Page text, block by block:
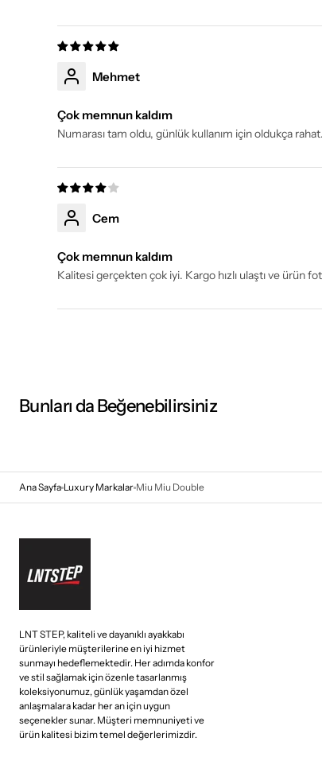
Mehmet
Çok memnun kaldım
Numarası tam oldu, günlük kullanım için oldukça
Cem
Çok memnun kaldım
Kalitesi gerçekten çok iyi. Kargo hızlı ulaştı ve
Bunları da Beğenebilirsiniz
Ana Sayfa Luxury Markalar Miu Miu Double
LNT STEP, kaliteli ve dayanıklı ayakkabı
ürünleriyle müşterilerine en iyi hizmet
sunmayı hedeflemektedir. Her adımda konfor
ve stil sağlamak için özenle tasarlanmış
koleksiyonumuz, günlük yaşamdan özel
anlaşmalara kadar her an için uygun
seçenekler sunar. Müşteri memnuniyeti ve
ürün kalitesi bizim temel değerlerimizdir.